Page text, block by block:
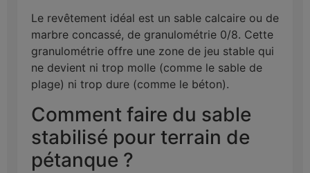
Le revêtement idéal est un sable calcaire ou de
marbre concassé, de granulométrie 0/8. Cette
granulométrie offre une zone de jeu stable qui
ne devient ni trop molle (comme le sable de
plage) ni trop dure (comme le béton).
Comment faire du sable
stabilisé pour terrain de
pétanque ?